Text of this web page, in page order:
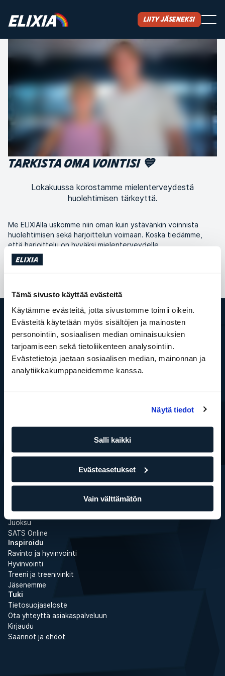
Tämä sivusto käyttää evästeitä
Käytämme evästeitä, jotta sivustomme toimii oikein.
Evästeitä käytetään myös sisältöjen ja mainosten
personointiin, sosiaalisen median ominaisuuksien
tarjoamiseen sekä tietoliikenteen analysointiin.
Evästetietoja jaetaan sosiaalisen median, mainonnan ja
analytiikkakumppaneidemme kanssa.
Näytä tiedot
Salli kaikki
Evästeasetukset
Vain välttämätön
Liity jäseneksi
TARKISTA OMA VOINTISI 💙
Lokakuussa korostamme mielenterveydestä
huolehtimisen tärkeyttä.
Me ELIXIAlla uskomme niin oman kuin ystävänkin voinnista
huolehtimisen sekä harjoittelun voimaan. Koska tiedämme,
että harjoittelu on hyväksi mielenterveydelle.
ELIXIA
Tämä on SATS Group
ELIXIA YRITYSPALVELUT
Töihin ELIXIAlle
Media
Etsimme liiketiloja
Ryhmäliikuntatunnit
Boot Camp
Kuntosaliohjelmat
Juoksu
SATS Online
Inspiroidu
Ravinto ja hyvinvointi
Hyvinvointi
Treeni ja treenivinkit
Jäsenemme
Tuki
Tietosuojaseloste
Ota yhteyttä asiakaspalveluun
Kirjaudu
Säännöt ja ehdot